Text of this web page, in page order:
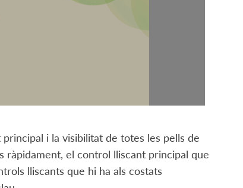
i la visibilitat de totes les pells de
ràpidament, el control lliscant principal que
lliscants que hi ha als costats